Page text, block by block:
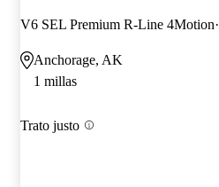
V6 SEL Premium R-Line 4Motion
Anchorage, AK
1 millas
Trato justo